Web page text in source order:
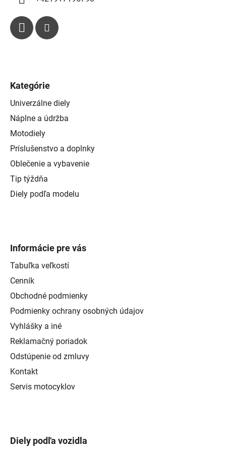
Kategórie
Univerzálne diely
Náplne a údržba
Motodiely
Príslušenstvo a doplnky
Oblečenie a vybavenie
Tip týždňa
Diely podľa modelu
Informácie pre vás
Tabuľka veľkostí
Cenník
Obchodné podmienky
Podmienky ochrany osobných údajov
Vyhlášky a iné
Reklamačný poriadok
Odstúpenie od zmluvy
Kontakt
Servis motocyklov
Diely podľa vozidla